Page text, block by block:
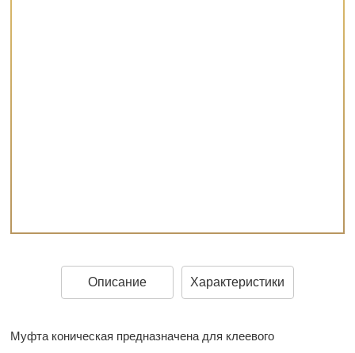
Описание Характеристики
Муфта коническая предназначена для клеевого